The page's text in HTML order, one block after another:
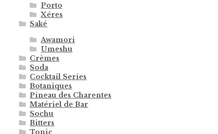
Porto
Xéres
Saké
Awamori
Umeshu
Crèmes
Soda
Cocktail Series
Botaniques
Pineau des Charentes
Matériel de Bar
Sochu
Bitters
Tonic